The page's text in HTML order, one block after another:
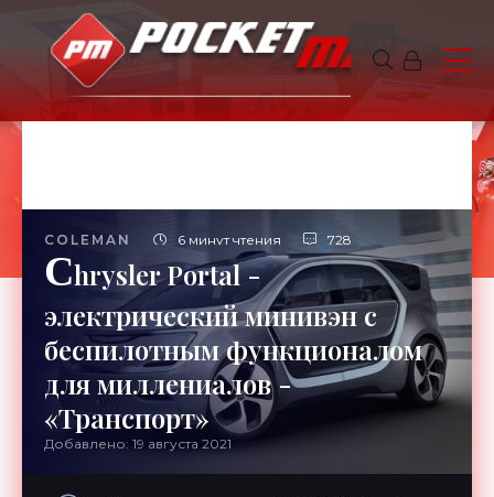
COLEMAN 6 минут чтения 728
Chrysler Portal -
электрический минивэн с
беспилотным функционалом
для миллениалов -
«Транспорт»
Добавлено: 19 августа 2021